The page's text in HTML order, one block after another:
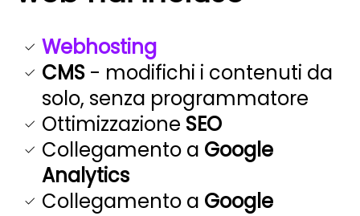
Webhosting
CMS - modifichi i contenuti da
solo, senza programmatore
Ottimizzazione SEO
Collegamento a Google
Analytics
Collegamento a Google